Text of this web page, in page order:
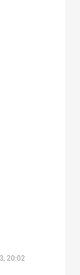
20:02